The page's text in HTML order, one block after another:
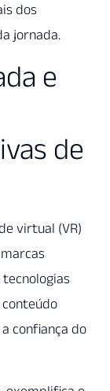
dos
jornada.
e
de
virtual (VR)
tecnologias
confiança do